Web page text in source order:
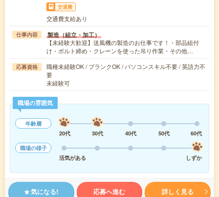
交通費
交通費支給あり
仕事内容 製造（組立・加工）
【未経験大歓迎】送風機の製造のお仕事です！・部品組付
け・ボルト締め・クレーンを使った吊り作業・その他…
応募資格
職種未経験OK / ブランクOK / パソコンスキル不要 / 英語力不
要
未経験可
職場の雰囲気
年齢層
20代
30代 40代 50代
60代
職場の様子
活気がある
しずか
気になる! 応募へ進む 詳しく見る